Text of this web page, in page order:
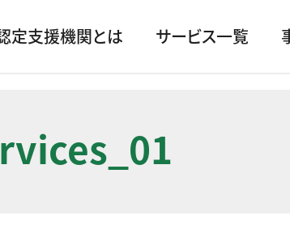
定支援機関とは サービス一覧